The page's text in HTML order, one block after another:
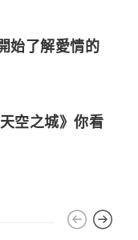
始了解愛情的
空之城》你看